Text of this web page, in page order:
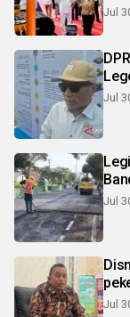
Jul
Jul
Legislator :
Jul
Jul